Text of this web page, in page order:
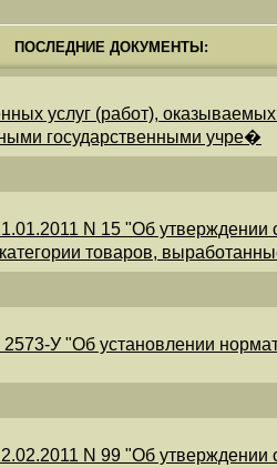
ПОСЛЕДНИЕ ДОКУМЕНТЫ:
услуг (работ),
государственными учре�
N 15 "Об
товаров,
У "Об установлении
N 99 "Об